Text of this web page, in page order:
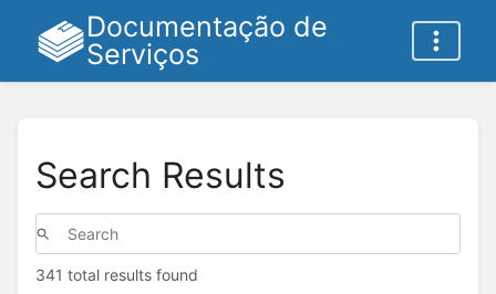
Documentação de
Serviços
Search Results
341 total results found